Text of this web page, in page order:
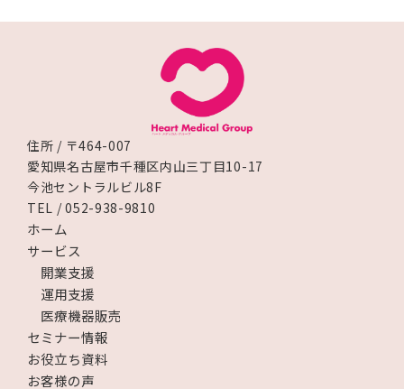
住所 / 〒464-007
愛知県名古屋市千種区内山三丁目10-17
今池セントラルビル8F
TEL / 052-938-9810
ホーム
サービス
開業支援
運用支援
医療機器販売
セミナー情報
お役立ち資料
お客様の声